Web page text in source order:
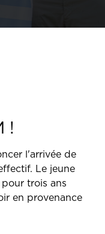
!
l'arrivée de
Le jeune
pour trois ans
en provenance